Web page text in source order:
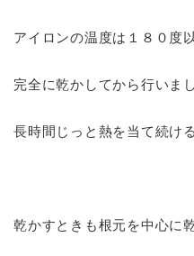
アイロンの温度は１８０度
完全に乾かしてから行いま
長時間じっと熱を当て続け
乾かすときも根元を中心に